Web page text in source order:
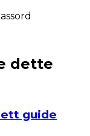
dette
guide